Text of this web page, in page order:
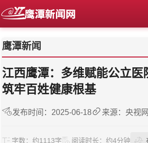
鹰潭新闻
江西鹰潭：多维赋能公立医
筑牢百姓健康根基
发布时间：2025-06-18 来源：央视网
字数： 约1113字 阅读时长： 约4分钟